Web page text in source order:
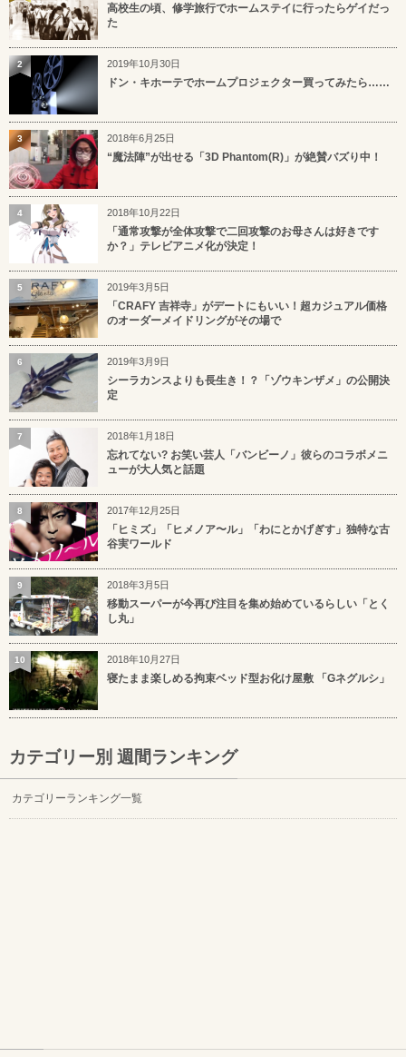
高校生の頃、修学旅行でホームステイに行ったらゲイだっ
た
2019年10月30日
ドン・キホーテでホームプロジェクター買ってみたら……
2
2018年6月25日
“魔法陣”が出せる「3D Phantom(R)」が絶賛バズり中！
3
2018年10月22日
「通常攻撃が全体攻撃で二回攻撃のお母さんは好きです
か？」テレビアニメ化が決定！
4
2019年3月5日
「CRAFY 吉祥寺」がデートにもいい！超カジュアル価格
のオーダーメイドリングがその場で
5
2019年3月9日
シーラカンスよりも長生き！？「ゾウキンザメ」の公開決
定
6
2018年1月18日
忘れてない? お笑い芸人「バンビーノ」彼らのコラボメニ
ューが大人気と話題
7
2017年12月25日
「ヒミズ」「ヒメノア〜ル」「わにとかげぎす」独特な古
谷実ワールド
8
2018年3月5日
移動スーパーが今再び注目を集め始めているらしい「とく
し丸」
9
2018年10月27日
寝たまま楽しめる拘束ベッド型お化け屋敷 「Gネグルシ」
10
カテゴリー別 週間ランキング
カテゴリーランキング一覧